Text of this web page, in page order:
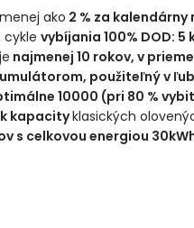
ako 2 % za kalendárny
vybíjania 100% DOD: 5
najmenej 10 rokov, v
použiteľný v
10000 (pri 80 %
kapacityklasických
s celkovou energiou